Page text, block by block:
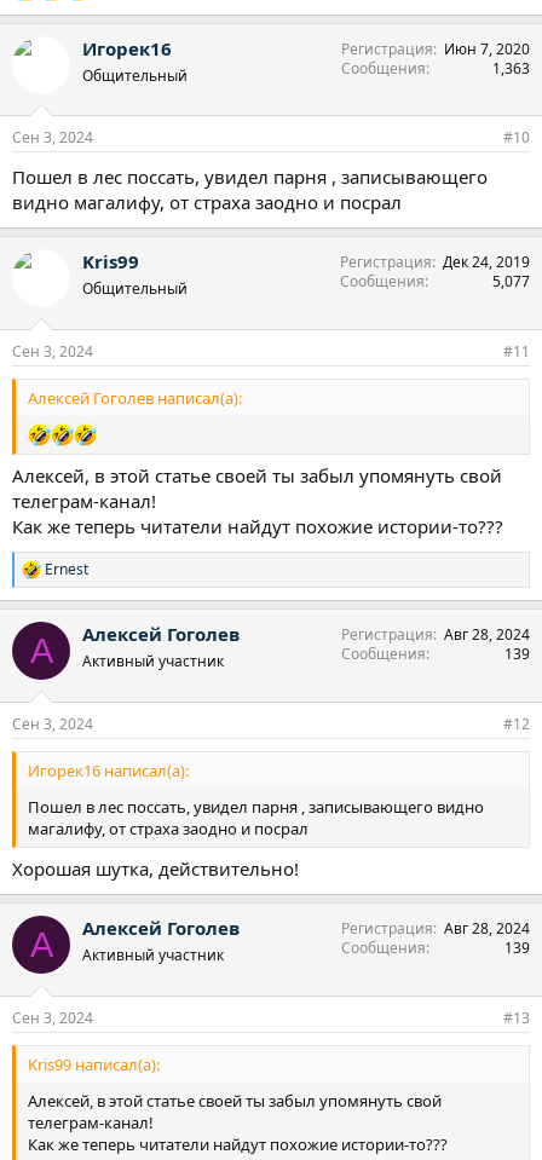
Игорек16
Общительный
Регистрация
Июн 7, 2020
Сообщения
1,363
Сен 3, 2024 #10
Пошел в лес поссать, увидел парня , записывающего
видно магалифу, от страха заодно и посрал
Kris99
Общительный
Регистрация Дек 24, 2019
Сообщения
5,077
Сен 3, 2024 #11
Алексей Гоголев написал(а):
Алексей, в этой статье своей ты забыл упомянуть свой
телеграм-канал!
Как же теперь читатели найдут похожие истории-то???
Р
е
к
и
Ernest
А Алексей Гоголев
Активный участник
Регистрация Авг 28, 2024
Сообщения
139
Сен 3, 2024 #12
Игорек16 написал(а):
Пошел в лес поссать, увидел парня , записывающего видно
магалифу, от страха заодно и посрал
Хорошая шутка, действительно!
А Алексей Гоголев
Активный участник
Регистрация Авг 28, 2024
Сообщения
139
Сен 3, 2024 #13
Kris99 написал(а):
Алексей, в этой статье своей ты забыл упомянуть свой
телеграм-канал!
Как же теперь читатели найдут похожие истории-то???